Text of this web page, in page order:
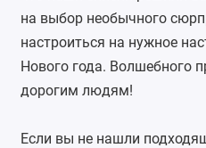
на выбор необычного
настроиться на нужное
Нового года. Волшебного
дорогим людям!
Если вы не нашли